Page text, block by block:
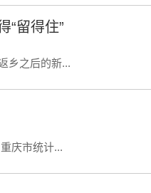
“留得住”
乡之后的新...
庆市统计...